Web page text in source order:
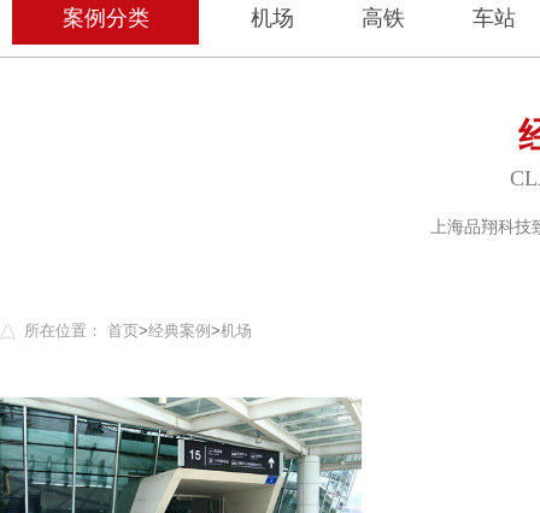
案例分类 机场 高铁 车站
上海品翔科技
所在位置： 首页>经典案例 >机场